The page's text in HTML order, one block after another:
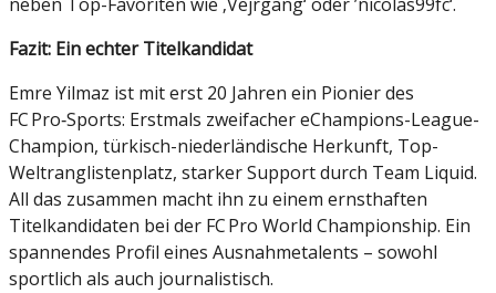
Fazit: Ein echter Titelkandidat
Emre Yilmaz ist mit erst 20 Jahren ein Pionier des
FC Pro‑Sports: Erstmals zweifacher eChampions-League-
Champion, türkisch-niederländische Herkunft, Top-
Weltranglistenplatz, starker Support durch Team Liquid.
All das zusammen macht ihn zu einem ernsthaften
Titelkandidaten bei der FC Pro World Championship. Ein
spannendes Profil eines Ausnahmetalents – sowohl
sportlich als auch journalistisch.